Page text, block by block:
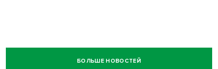
БОЛЬШЕ НОВОСТЕЙ